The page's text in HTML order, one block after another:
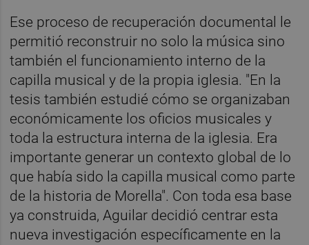
Ese proceso de recuperación documental le
permitió reconstruir no solo la música sino
también el funcionamiento interno de la
capilla musical y de la propia iglesia. "En la
tesis también estudié cómo se organizaban
económicamente los oficios musicales y
toda la estructura interna de la iglesia. Era
importante generar un contexto global de lo
que había sido la capilla musical como parte
de la historia de Morella". Con toda esa base
ya construida, Aguilar decidió centrar esta
nueva investigación específicamente en la